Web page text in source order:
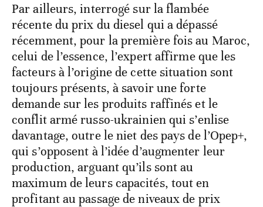
Par ailleurs, interrogé sur la flambée
récente du prix du diesel qui a dépassé
récemment, pour la première fois au Maroc,
celui de l’essence, l’expert affirme que les
facteurs à l’origine de cette situation sont
toujours présents, à savoir une forte
demande sur les produits raffinés et le
conflit armé russo-ukrainien qui s’enlise
davantage, outre le niet des pays de l’Opep+,
qui s’opposent à l’idée d’augmenter leur
production, arguant qu’ils sont au
maximum de leurs capacités, tout en
profitant au passage de niveaux de prix